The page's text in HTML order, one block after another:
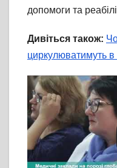
допомоги та
Дивіться також:
циркулюватимуть в